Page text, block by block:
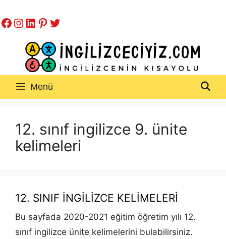
atla
Facebook
Instagram
LinkedIn
Pinterest
Twitter
Menü
12. sınıf ingilizce 9. ünite
kelimeleri
12. SINIF İNGİLİZCE KELİMELERİ
Bu sayfada 2020-2021 eğitim öğretim yılı 12.
sınıf ingilizce ünite kelimelerini bulabilirsiniz.